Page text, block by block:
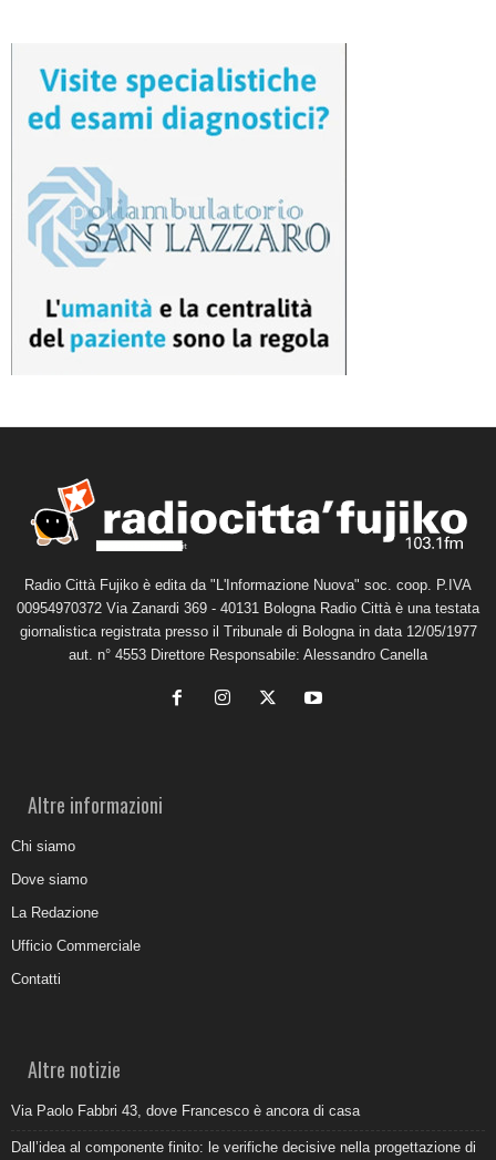
Radio Città Fujiko è edita da "L'Informazione Nuova" soc. coop. P.IVA
00954970372 Via Zanardi 369 - 40131 Bologna Radio Città è una testata
giornalistica registrata presso il Tribunale di Bologna in data 12/05/1977
aut. n° 4553 Direttore Responsabile: Alessandro Canella
Altre informazioni
Chi siamo
Dove siamo
La Redazione
Ufficio Commerciale
Contatti
Altre notizie
Via Paolo Fabbri 43, dove Francesco è ancora di casa
Dall’idea al componente finito: le verifiche decisive nella progettazione di